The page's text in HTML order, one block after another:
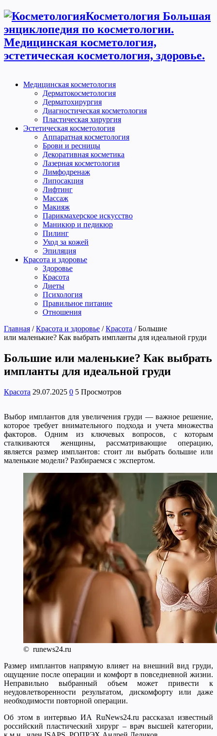
Косметология Большая
энциклопедия по косметологии.
Медицинская косметология,
эстетическая косметология, здоровье.
Медицинская косметология
Дерматокосметология
Дерматохирургия
Диагностическая косметология
Пластическая хирургия
Эстетическая косметология
Аппаратная косметология
Брови и ресницы
Декоративная косметика
Лазерная косметология
Лимфодренаж
Липосакция
Лифтинг
Массаж
Макияж
Парикмахерское искусство
Маникюр и педикюр
Пилинг
Уход за кожей
Эпиляция
Красота и здоровье
Здоровье
Красота
Диеты
Психология
Правильное питание
Отношения
Главная / Красота и здоровье / Красота / Большие
или маленькие? Как выбрать импланты для идеальной груди
Большие или маленькие? Как выбрать
импланты для идеальной груди
Красота 29.07.2025 0 5 Просмотров
Выбор имплантов для увеличения груди — важное решение,
которое требует внимательного подхода и учета множества
факторов. Одним из ключевых вопросов, с которым
сталкиваются женщины, рассматривающие операцию,
является размер имплантов: стоит ли выбрать большие или
маленькие модели? Разбираемся с экспертом.
© runews24.ru
Размер имплантов напрямую влияет на внешний вид груди,
ощущение после операции и комфорт в повседневной жизни.
Неправильно выбранный объем может привести к
неудовлетворенности результатом, дискомфорту или даже
необходимости повторной операции.
Об этом в интервью ИА RuNews24.ru рассказал известный
российский пластический хирург – врач высшей категории,